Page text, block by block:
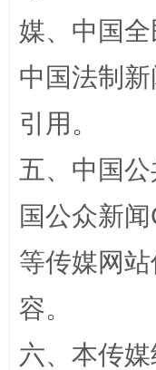
媒、中国
中国法制
引用。
五、中国
国公众新
等传媒网
容。
六、本传